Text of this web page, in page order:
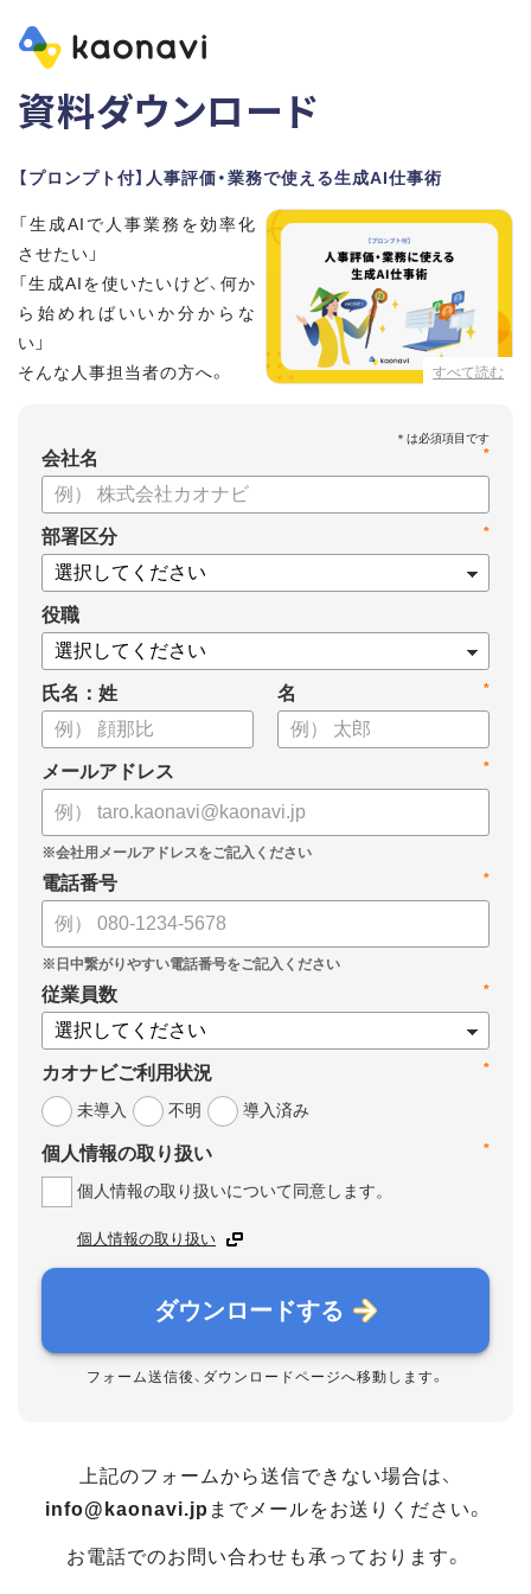
資料ダウンロード
【プロンプト付】人事評価・業務で使える生成AI仕事術
すべて読む
「生成AIで人事業務を効率化
させたい」
「生成AIを使いたいけど、何か
ら始めればいいか分からな
い」
そんな人事担当者の方へ。
本資料では、人事担当者300名の実態調査をもとに現場ですぐ
に役立つ生成AI活用術を紹介しています。
生成AI利用時のポイントや注意事項もまとめているため、これ
から始める方も安心です。評価シートフォーマットの作成や素
案の生成など、コピペで使えるプロンプトも収録！
生成AIを「壁打ち相手」や「作業アシスタント」にして、明日か
らの人事業務を効率化してみませんか？
【資料の内容】
・人事担当者に聞いた「生成AI活用に関する実態調査」
・生成AI利用における注意点やルール
・今日から使えるプロンプト集（人事評価、エンゲージメント業
務）
*
会社名
*
部署区分
役職
氏名：姓 *
名
*
メールアドレス
*
電話番号
*
従業員数
*
カオナビご利用状況
未導入
不明 導入済み
*
個人情報の取り扱い
個人情報の取り扱いについて同意します。
個人情報の取り扱い
ダウンロードする
フォーム送信後、ダウンロードページへ移動します。
上記のフォームから送信できない場合は、
info@kaonavi.jp までメールをお送りください。
お電話でのお問い合わせも承っております。